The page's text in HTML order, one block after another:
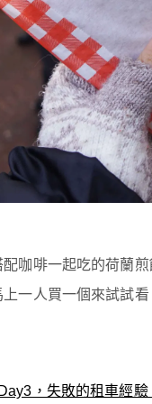
咖啡一起吃的荷蘭
一人買一個來試試看
，失敗的租車經